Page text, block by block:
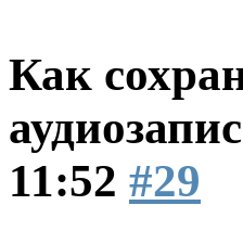
Как
11:52 #29